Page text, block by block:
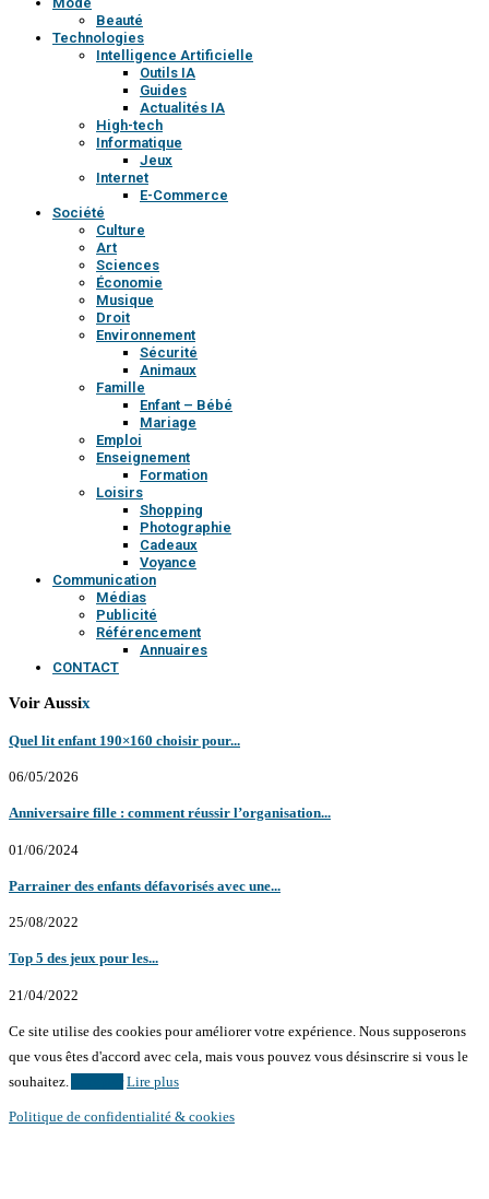
Beauté
Technologies
Intelligence Artificielle
Outils IA
Guides
Actualités IA
High-tech
Informatique
Jeux
Internet
E-Commerce
Société
Culture
Art
Sciences
Économie
Musique
Droit
Environnement
Sécurité
Animaux
Famille
Enfant – Bébé
Mariage
Emploi
Enseignement
Formation
Loisirs
Shopping
Photographie
Cadeaux
Voyance
Communication
Médias
Publicité
Référencement
Annuaires
CONTACT
Voir Aussix
Quel lit enfant 190×160 choisir pour...
06/05/2026
Anniversaire fille : comment réussir l’organisation...
01/06/2024
Parrainer des enfants défavorisés avec une...
25/08/2022
Top 5 des jeux pour les...
21/04/2022
Ce site utilise des cookies pour améliorer votre expérience. Nous supposerons
que vous êtes d'accord avec cela, mais vous pouvez vous désinscrire si vous le
souhaitez.
Lire plus
Politique de confidentialité & cookies